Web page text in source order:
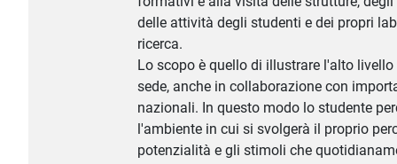
delle attività degli studenti e dei propri
ricerca.
Lo scopo è quello di illustrare l'alto
sede, anche in collaborazione con
nazionali. In questo modo lo studente
l'ambiente in cui si svolgerà il proprio
potenzialità e gli stimoli che